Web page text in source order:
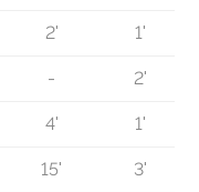
2' 1'
- 2'
4' 1'
15' 3'